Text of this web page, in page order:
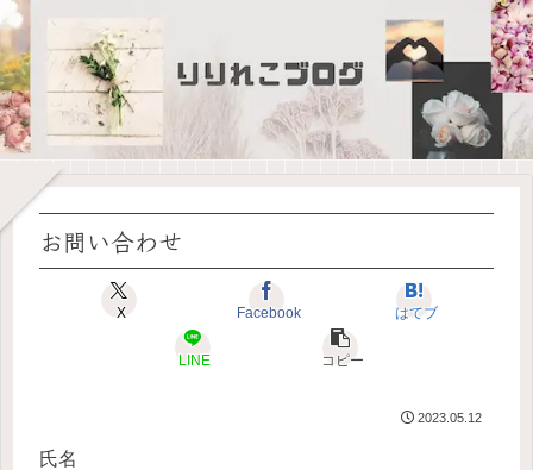
お問い合わせ
X Facebook はてブ
LINE コピー
2023.05.12
氏名